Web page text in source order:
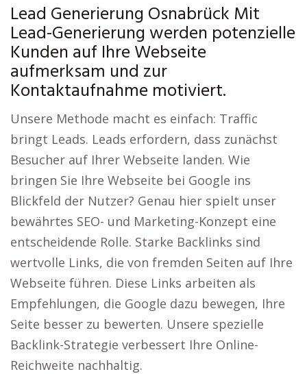
Lead Generierung Osnabrück Mit
Lead-Generierung werden potenzielle
Kunden auf Ihre Webseite
aufmerksam und zur
Kontaktaufnahme motiviert.
Unsere Methode macht es einfach: Traffic
bringt Leads. Leads erfordern, dass zunächst
Besucher auf Ihrer Webseite landen. Wie
bringen Sie Ihre Webseite bei Google ins
Blickfeld der Nutzer? Genau hier spielt unser
bewährtes SEO- und Marketing-Konzept eine
entscheidende Rolle. Starke Backlinks sind
wertvolle Links, die von fremden Seiten auf Ihre
Webseite führen. Diese Links arbeiten als
Empfehlungen, die Google dazu bewegen, Ihre
Seite besser zu bewerten. Unsere spezielle
Backlink-Strategie verbessert Ihre Online-
Reichweite nachhaltig.